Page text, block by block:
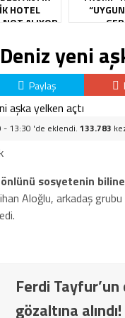
HOTEL
ALIYOR
yeni
Paylaş
- 13:30 'de eklendi. 133.783
sosyetenin
Aloğlu, arkadaş
Ferdi Tayfur’un
gözaltına alındı!